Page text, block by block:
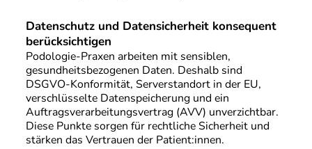
Datenschutz und Datensicherheit konsequent
berücksichtigen
Podologie-Praxen arbeiten mit sensiblen,
gesundheitsbezogenen Daten. Deshalb sind
DSGVO-Konformität, Serverstandort in der EU,
verschlüsselte Datenspeicherung und ein
Auftragsverarbeitungsvertrag (AVV) unverzichtbar.
Diese Punkte sorgen für rechtliche Sicherheit und
stärken das Vertrauen der Patient:innen.